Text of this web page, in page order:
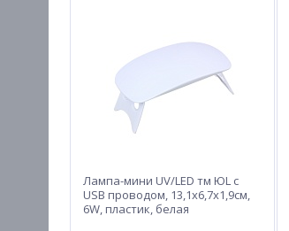
Лампа-мини UV/LED тм ЮL с
USB проводом, 13,1х6,7х1,9см,
6W, пластик, белая